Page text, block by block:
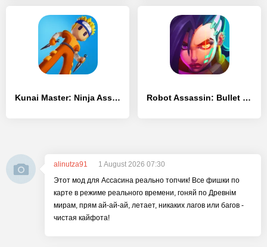
Kunai Master: Ninja Assassin Robot Assassin: Bullet Fight
alinutza91
1 August 2026 07:30
Этот мод для Ассасина реально топчик! Все фишки по
карте в режиме реального времени, гоняй по Древнім
мирам, прям ай-ай-ай, летает, никаких лагов или багов -
чистая кайфота!